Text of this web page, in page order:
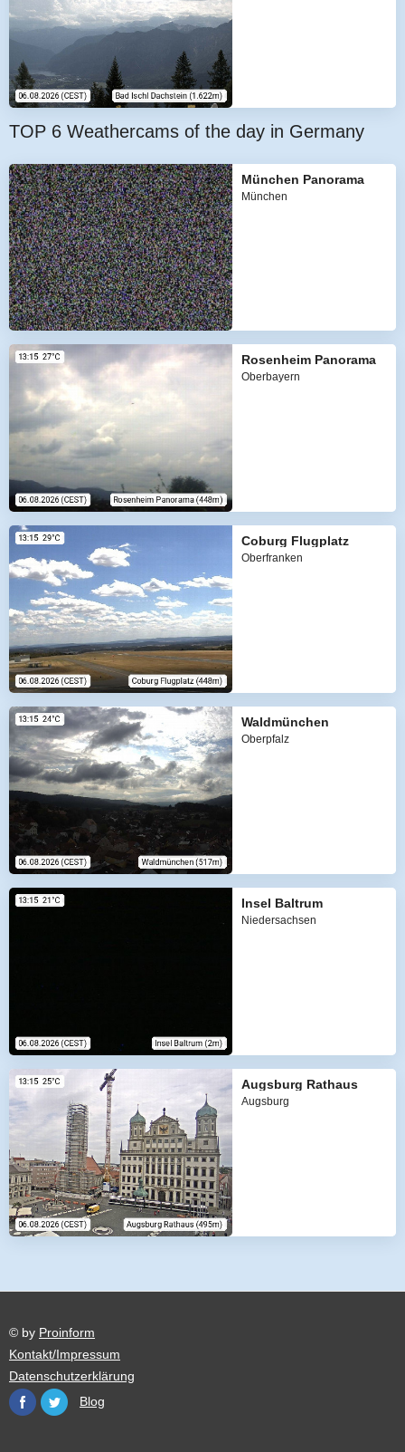
TOP 6 Weathercams of the day in Germany
München Panorama
München
Rosenheim Panorama
Oberbayern
Coburg Flugplatz
Oberfranken
Waldmünchen
Oberpfalz
Insel Baltrum
Niedersachsen
Augsburg Rathaus
Augsburg
© by Proinform
Kontakt/Impressum
Datenschutzerklärung
Blog